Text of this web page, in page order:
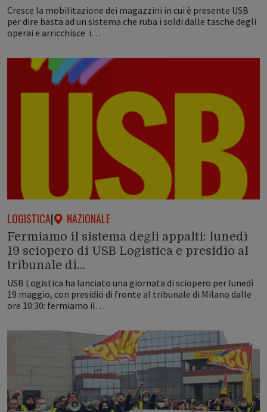
Cresce la mobilitazione dei magazzini in cui è presente USB
per dire basta ad un sistema che ruba i soldi dalle tasche degli
operai e arricchisce i…
LOGISTICA| NAZIONALE
Fermiamo il sistema degli appalti: lunedì
19 sciopero di USB Logistica e presidio al
tribunale di…
USB Logistica ha lanciato una giornata di sciopero per lunedì
19 maggio, con presidio di fronte al tribunale di Milano dalle
ore 10:30: fermiamo il…